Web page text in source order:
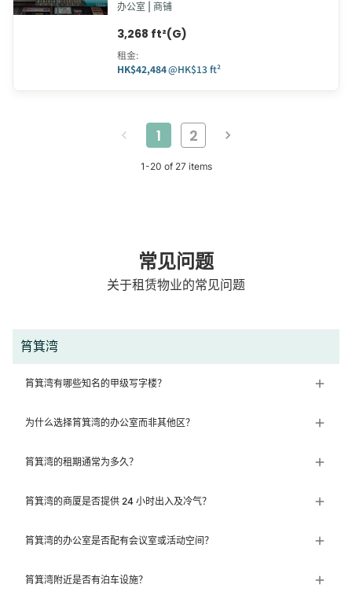
办公室 | 商铺
3,268 ft²(G)
租金:
HK$42,484@HK$13 ft²
1 2
1-20 of 27 items
常见问题
关于租赁物业的常见问题
筲箕湾
筲箕湾有哪些知名的甲级写字楼？
为什么选择筲箕湾的办公室而非其他区？
筲箕湾的租期通常为多久？
筲箕湾的商厦是否提供 24 小时出入及冷气？
筲箕湾的办公室是否配有会议室或活动空间？
筲箕湾附近是否有泊车设施？